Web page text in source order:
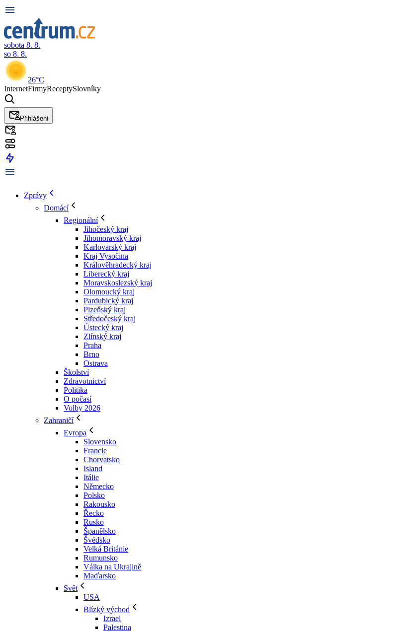
sobota 8. 8.
so 8. 8.
26°C
InternetFirmyReceptySlovníky
Přihlášení
Zprávy
Domácí
Regionální
Jihočeský kraj
Jihomoravský kraj
Karlovarský kraj
Kraj Vysočina
Králověhradecký kraj
Liberecký kraj
Moravskoslezský kraj
Olomoucký kraj
Pardubický kraj
Plzeňský kraj
Středočeský kraj
Ústecký kraj
Zlínský kraj
Praha
Brno
Ostrava
Školství
Zdravotnictví
Politika
O počasí
Volby 2026
Zahraničí
Evropa
Slovensko
Francie
Chorvatsko
Island
Itálie
Německo
Polsko
Rakousko
Řecko
Rusko
Španělsko
Švédsko
Velká Británie
Rumunsko
Válka na Ukrajině
Maďarsko
Svět
USA
Blízký východ
Izrael
Palestina